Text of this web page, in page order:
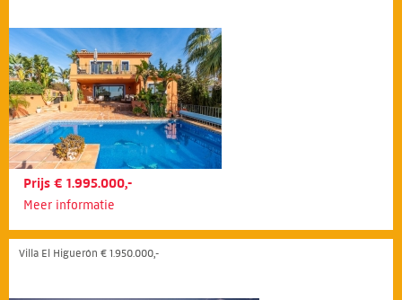
Prijs € 1.995.000,-
Meer informatie
Villa El Higuerón € 1.950.000,-